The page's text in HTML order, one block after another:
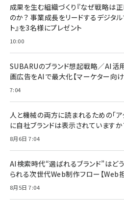
￥1,100
anan(アンアン
￥880
ママ投資家が育休中
組織の成果を最大化
￥1,980
Amazonランキン
すい ガイド枠付き
2枚セット
￥1,599
￥6,980
全ワイヤレスイヤホ
技術基準適合】ブラッ
￥5,990
ケーブル Anker絡ま
ド付き USB PD対
17 / 16 / 15 /
Pro/Air 各種対応
￥1,890
￥5,000
Anker PowerLine
Pro/Air 各種対応
￥1,890
サッポロ 生ビール
ル ケース買い【6/30
￥4,857
成果を生む組織づくり『なぜ戦略は
のか？ 事業成長をリードするデジタ
ト』を3名様にプレゼント
10:00
SUBARUのブランド想起戦略／AI活用
画広告をAIで最大化【マーケター向け
7:04
人と機械の両方に読まれるための「ア
に自社ブランドは表示されていますか
8月6日 7:04
AI検索時代“選ばれるブランド”はど
られる次世代Web制作フロー【Web
8月5日 7:04